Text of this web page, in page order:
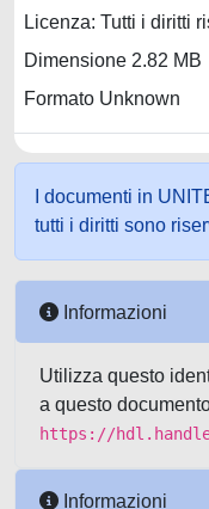
Licenza: Tutti i diritti
Dimensione 2.82 MB
Formato Unknown
I documenti in
tutti i diritti sono
Informazioni
Utilizza questo
a questo
https://
Informazioni